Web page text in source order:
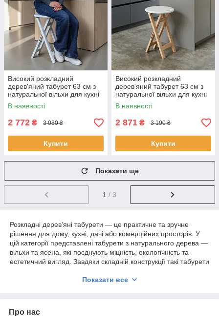
Високий розкладний
дерев'яний табурет 63 см з
натуральної вільхи для кухні
та дому Білий
В наявності
2 772 ₴ 3 080 ₴
Купити
Високий розкладний
дерев'яний табурет 63 см з
натуральної вільхи для кухні
та дому Білий верх
В наявності
2 871 ₴ 3 190 ₴
Купити
Показати ще
1 / 3
Розкладні дерев’яні табурети — це практичне та зручне
рішення для дому, кухні, дачі або комерційних просторів. У
цій категорії представлені табурети з натурального дерева —
вільхи та ясена, які поєднують міцність, екологічність та
естетичний вигляд. Завдяки складній конструкції такі табурети
вибором для невеликих приміщень або мобільного
вираженою текстурою деревини, тоді як табурети з вільхи
Показати все
Про нас